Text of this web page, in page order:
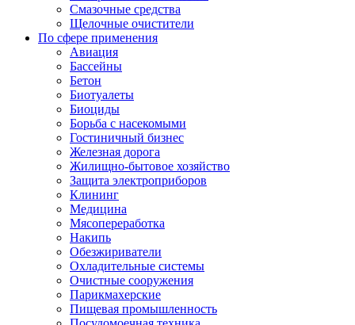
Смазочные средства
Щелочные очистители
По сфере применения
Авиация
Бассейны
Бетон
Биотуалеты
Биоциды
Борьба с насекомыми
Гостиничный бизнес
Железная дорога
Жилищно-бытовое хозяйство
Защита электроприборов
Клининг
Медицина
Мясопереработка
Накипь
Обезжириватели
Охладительные системы
Очистные сооружения
Парикмахерские
Пищевая промышленность